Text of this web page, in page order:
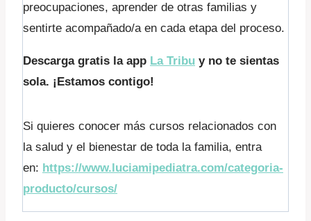
preocupaciones, aprender de otras familias y
sentirte acompañado/a en cada etapa del proceso.
Descarga gratis la app La Tribu y no te sientas
sola. ¡Estamos contigo!
Si quieres conocer más cursos relacionados con
la salud y el bienestar de toda la familia, entra
en: https://www.luciamipediatra.com/categoria-
producto/cursos/